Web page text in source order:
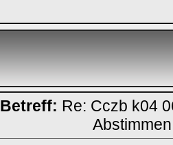
Betreff: Re: Cczb k04